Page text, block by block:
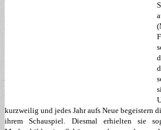
kurzweilig und jedes Jahr aufs Neue begeistern
ihrem Schauspiel. Diesmal erhielten sie